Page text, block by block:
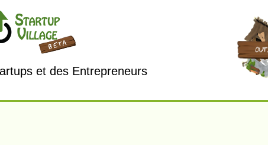
et des Entrepreneurs